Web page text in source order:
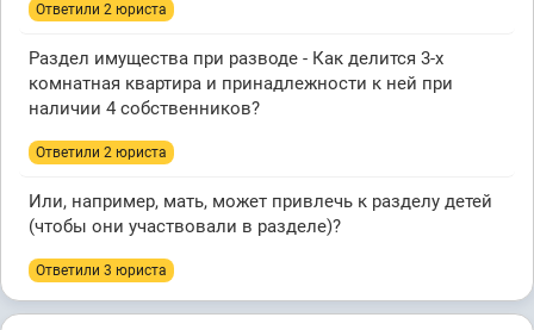
Ответили 2 юристa
Раздел имущества при разводе - Как делится 3-х
комнатная квартира и принадлежности к ней при
наличии 4 собственников?
Ответили 2 юристa
Или, например, мать, может привлечь к разделу детей
(чтобы они участвовали в разделе)?
Ответили 3 юристa